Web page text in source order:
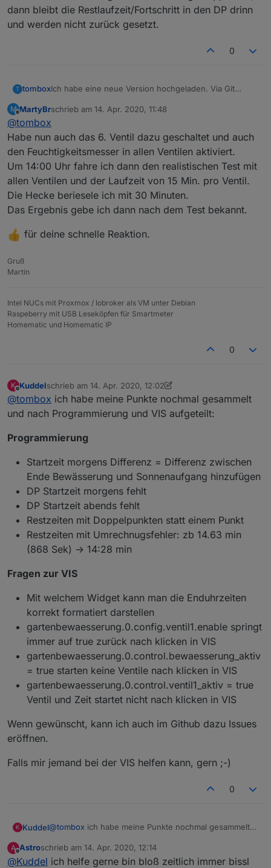
dann bleibt die Restlaufzeit/Fortschritt in den DP drinn
und werden nicht zurück gesetzt.
0
T tomboxIch habe eine neue Version hochgeladen. Via Git
Gardena Stop Befehl angepasst
Feuchtigkeit False Option hinzugefügt
fehlende dasWetter Adapter Bug behoben
DP sind beschreibar dazu müssen aber alle DP
manuell gelöscht werden . Sie werden bei einem
Instanzneustart neuerstellt
M
Offline
MartyBrschrieb am 14. Apr. 2020, 11:48
zuletzt editiert von
@tombox
Habe nun auch das 6. Ventil dazu geschaltet und auch
den Feuchtigkeitsmesser in allen Ventilen aktiviert.
Um 14:00 Uhr fahre ich dann den realistischen Test mit
allen Ventilen und der Laufzeit von 15 Min. pro Ventil.
Die Hecke beriesele ich mit 30 Minuten.
Das Ergebnis gebe ich dann nach dem Test bekannt.
für deine schnelle Reaktion.
Gruß
Martin
Intel NUCs mit Proxmox / Iobroker als VM unter Debian
Raspeberry mit USB Leseköpfen für Smartmeter
Homematic und Homematic IP
0
K
Offline
Kuddelschrieb am 14. Apr. 2020, 12:02
zuletzt editiert von Kuddel
@tombox ich habe meine Punkte nochmal gesammelt
und nach Programmierung und VIS aufgeteilt:
Programmierung
Startzeit morgens Differenz = Differenz zwischen
Ende Bewässerung und Sonnenaufgang hinzufügen
DP Startzeit morgens fehlt
DP Startzeit abends fehlt
Restzeiten mit Doppelpunkten statt einem Punkt
Restzeiten mit Umrechnugsfehler: zb 14.63 min
(868 Sek) -> 14:28 min
Fragen zur VIS
Mit welchem Widget kann man die Enduhrzeiten
korrekt formatiert darstellen
gartenbewaesserung.0.config.ventil1.enable springt
immer auf true zurück nach klicken in VIS
gartenbewaesserung.0.control.bewaesserung_aktiv
= true starten keine Ventile nach klicken in VIS
gartenbewaesserung.0.control.ventil1_aktiv = true
Ventil und Zeit startet nicht nach klicken in VIS
Wenn gewünscht, kann ich auch im Github dazu Issues
eröffnen.
Falls mir jemand bei der VIS helfen kann, gern ;-)
0
K Kuddel@tombox ich habe meine Punkte nochmal gesammelt
Programmierung
A
Offline
Astroschrieb am 14. Apr. 2020, 12:14
zuletzt editiert von
@Kuddel ich helfe gerne bin bloß zeitlich immer bissl